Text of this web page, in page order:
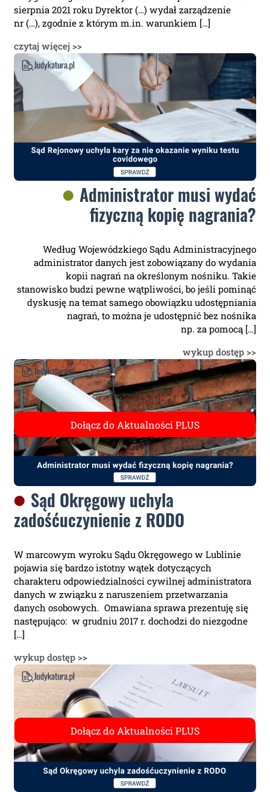
sierpnia 2021 roku Dyrektor (…) wydał zarządzenie
nr (…), zgodnie z którym m.in. warunkiem […]
czytaj więcej >>
Administrator musi wydać
fizyczną kopię nagrania?
Według Wojewódzkiego Sądu Administracyjnego
administrator danych jest zobowiązany do wydania
kopii nagrań na określonym nośniku. Takie
stanowisko budzi pewne wątpliwości, bo jeśli pominąć
dyskusję na temat samego obowiązku udostępniania
nagrań, to można je udostępnić bez nośnika
np. za pomocą […]
wykup dostęp >>
Sąd Okręgowy uchyla
zadośćuczynienie z RODO
W marcowym wyroku Sądu Okręgowego w Lublinie
pojawia się bardzo istotny wątek dotyczących
charakteru odpowiedzialności cywilnej administratora
danych w związku z naruszeniem przetwarzania
danych osobowych. Omawiana sprawa prezentuję się
następująco: w grudniu 2017 r. dochodzi do niezgodne
[…]
wykup dostęp >>